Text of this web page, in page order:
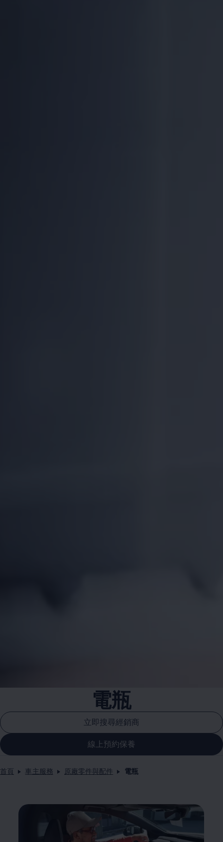
電瓶
立即搜尋經銷商
線上預約保養
首頁 車主服務 原廠零件與配件 電瓶